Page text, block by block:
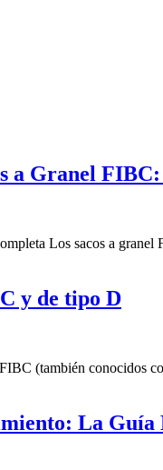
a Granel
Los sacos a
y de tipo D
(también conocidos
La